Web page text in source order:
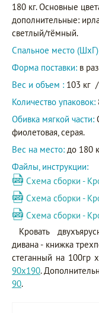
180 кг. Основные
дополнительные:
светлый/тёмный.
Спальное место
Форма поставки: в
Вес и объем : 103 кг /
Количество упаковок:
Обивка мягкой части:
фиолетовая, серая.
Вес на место: до 180
Файлы, инструкции:
Схема сборки -
Схема сборки -
Схема сборки -
Кровать
дивана - книжка
стеганный на 100гр
90х190.
90.